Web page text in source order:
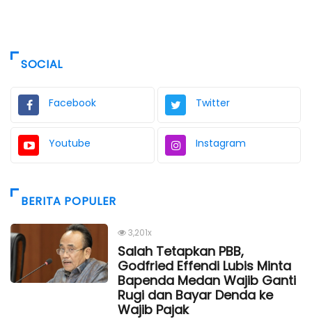
SOCIAL
Facebook Twitter
Youtube Instagram
BERITA POPULER
3,201x
Salah Tetapkan PBB,
Godfried Effendi Lubis Minta
Bapenda Medan Wajib Ganti
Rugi dan Bayar Denda ke
Wajib Pajak